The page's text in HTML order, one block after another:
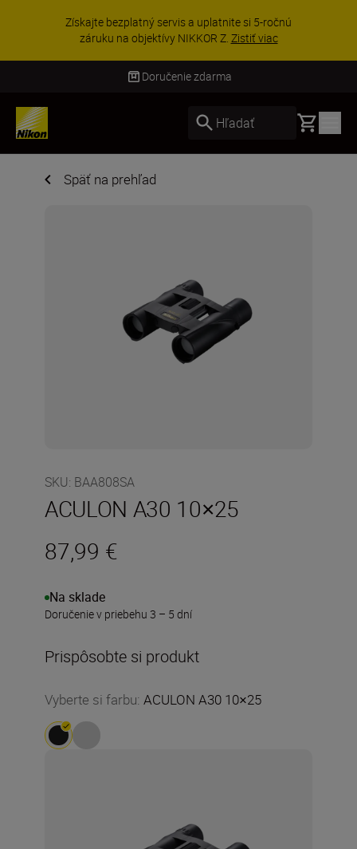
Získajte bezplatný servis a uplatnite si 5-ročnú
záruku na objektívy NIKKOR Z. Zistiť viac
Doručenie zdarma
Hľadať Basket
Späť na prehľad
SKU: BAA808SA
ACULON A30 10×25
87,99 €
Na sklade
Doručenie v priebehu 3 – 5 dní
Prispôsobte si produkt
Vyberte si farbu: ACULON A30 10×25